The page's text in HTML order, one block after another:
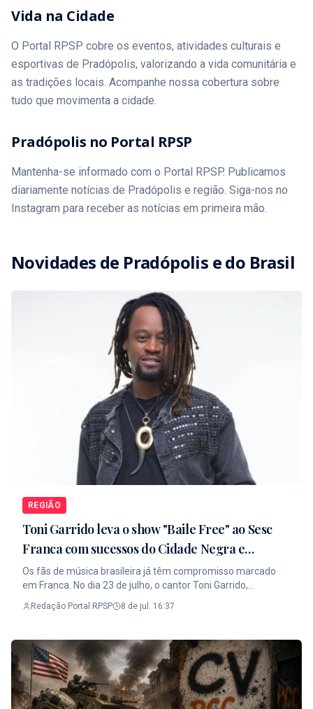
Vida na Cidade
O Portal RPSP cobre os eventos, atividades culturais e
esportivas de Pradópolis, valorizando a vida comunitária e
as tradições locais. Acompanhe nossa cobertura sobre
tudo que movimenta a cidade.
Pradópolis no Portal RPSP
Mantenha-se informado com o Portal RPSP. Publicamos
diariamente notícias de Pradópolis e região. Siga-nos no
Instagram para receber as notícias em primeira mão.
Novidades de Pradópolis e do Brasil
REGIÃO
Toni Garrido leva o show "Baile Free" ao Sesc
Franca com sucessos do Cidade Negra e
clássicos da música brasileira
Os fãs de música brasileira já têm compromisso marcado
em Franca. No dia 23 de julho, o cantor Toni Garrido,
Cidade Negra, sobe ao palco do Sesc Franca com o
pop, black music e elementos da música eletrônica. A
apresentação promete uma viagem pelos grandes sucessos
que marcaram gerações, incluindo clássicos como
Firmamento, Aonde Você Mora, Pensamento, Girassol,
Estrada, O Erê e A Sombra da Maldade, além de músicas da
Redação Portal RPSP 8 de jul. 16:37